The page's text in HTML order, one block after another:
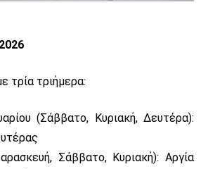
τρία τριήμερα:
(Σάββατο, Κυριακή, Δευτέρα):
Σάββατο, Κυριακή): Αργία